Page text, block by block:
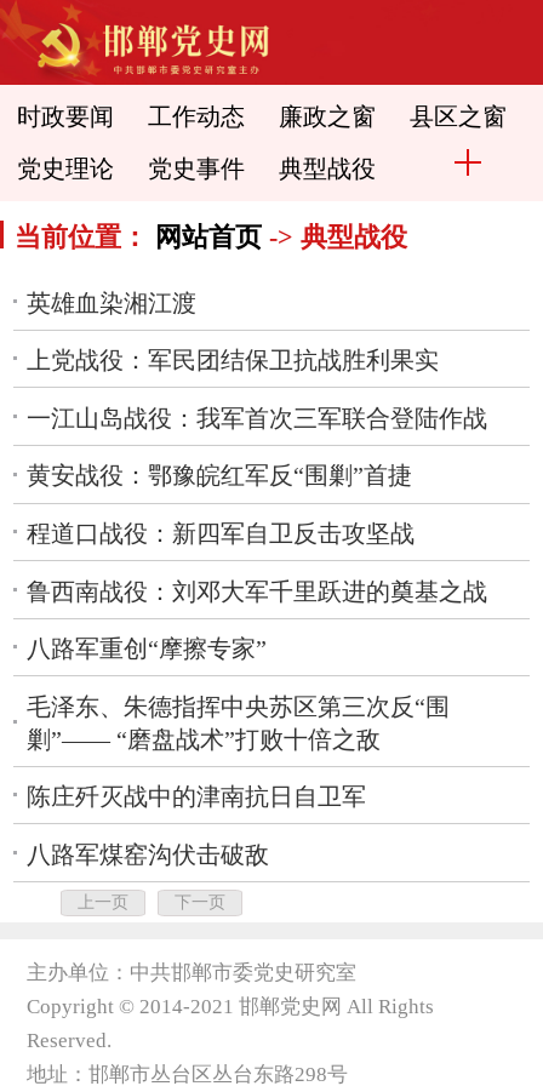
时政要闻 工作动态 廉政之窗 县区之窗
党史理论 党史事件 典型战役
当前位置： 网站首页 -> 典型战役
英雄血染湘江渡
上党战役：军民团结保卫抗战胜利果实
一江山岛战役：我军首次三军联合登陆作战
黄安战役：鄂豫皖红军反“围剿”首捷
程道口战役：新四军自卫反击攻坚战
鲁西南战役：刘邓大军千里跃进的奠基之战
八路军重创“摩擦专家”
毛泽东、朱德指挥中央苏区第三次反“围
剿”—— “磨盘战术”打败十倍之敌
陈庄歼灭战中的津南抗日自卫军
八路军煤窑沟伏击破敌
上一页 下一页
主办单位：中共邯郸市委党史研究室
Copyright © 2014-2021 邯郸党史网 All Rights
Reserved.
地址：邯郸市丛台区丛台东路298号